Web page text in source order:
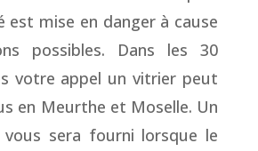
est mise en danger à cause
possibles. Dans les 30
votre appel un vitrier peut
en Meurthe et Moselle. Un
sera fourni lorsque le